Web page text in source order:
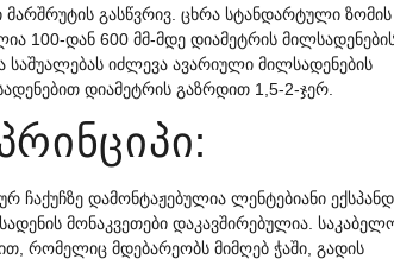
გასწვრივ. ცხრა სტანდარტული ზომის
100-დან 600 მმ-მდე დიამეტრის
იძლევა ავარიული მილსადენების
დიამეტრის გაზრდით 1,5-2-ჯერ.
ჩაქუჩზე დამონტაჟებულია ლენტებიანი
მონაკვეთები დაკავშირებულია.
რომელიც მდებარეობს მიმღებ ჭაში, გადის